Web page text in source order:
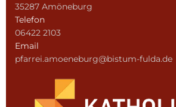
35287 Amöneburg
Telefon
06422 2103
Email
pfarrei.amoeneburg@bistum-fulda.de